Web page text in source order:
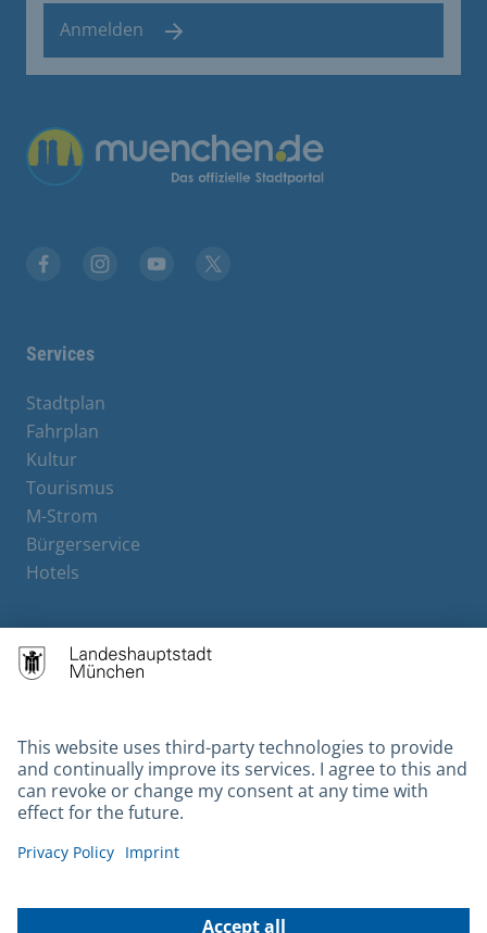
Anmelden
Übergreifende Links
Services
Stadtplan
Fahrplan
Kultur
Tourismus
M-Strom
Bürgerservice
Hotels
Contact
Gebärdensprache
Datenschutz
Kontakt